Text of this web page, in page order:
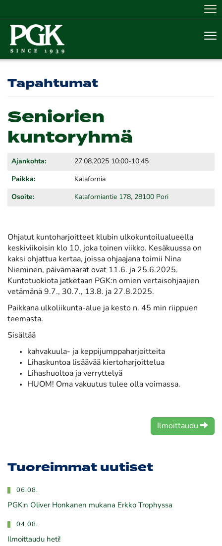
Tapahtumat
Seniorien
kuntoryhmä
Ajankohta: 27.08.2025 10:00-10:45
Paikka: Kalafornia
Osoite: Kalaforniantie 178, 28100 Pori
Ohjatut kuntoharjoitteet klubin ulkokuntoilualueella
keskiviikoisin klo 10, joka toinen viikko. Kesäkuussa on
kaksi ohjattua kertaa, joissa ohjaajana toimii Nina
Nieminen, päivämäärät ovat 11.6. ja 25.6.2025.
Kuntotuokiota jatketaan PGK:n omien vertaisohjaajien
vetämänä 9.7., 30.7., 13.8. ja 27.8.2025.
Paikkana ulkoliikunta-alue ja kesto n. 45 min riippuen
teemasta.
Sisältää
kahvakuula- ja keppijumppaharjoitteita
Lihaskuntoa lisäävää kiertoharjoittelua
Lihashuoltoa ja verryttelyä
HUOM! Oma vakuutus tulee olla voimassa.
Ilmoittaudu
Tuoreimmat uutiset
06.08.
PGK:n Oliver Honkanen mukana Erkko Trophyssa
04.08.
Ilmoittaudu heti!